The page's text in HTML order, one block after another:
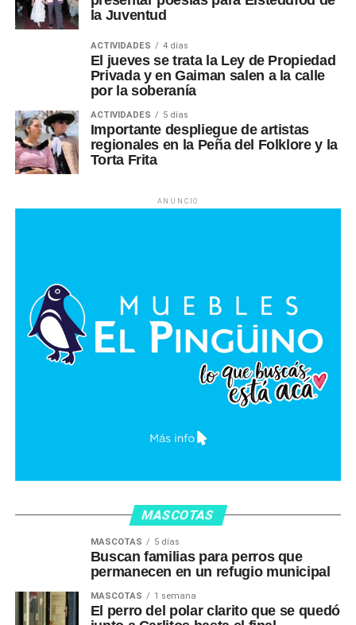
la Juventud
ACTIVIDADES 4 días
El jueves se trata la Ley de Propiedad
Privada y en Gaiman salen a la calle
por la soberanía
ACTIVIDADES 5 días
Importante despliegue de artistas
regionales en la Peña del Folklore y la
Torta Frita
ANUNCIO
MASCOTAS
MASCOTAS 5 días
Buscan familias para perros que
permanecen en un refugio municipal
MASCOTAS 1 semana
El perro del polar clarito que se quedó